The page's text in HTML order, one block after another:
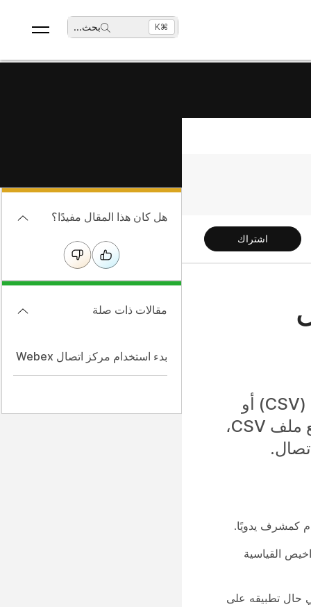
بحث... ⌘K
اشتراك
يمكنك إضافة مستخدمين يدويًا، بشكل مجمع باستخدام ملفات القيمة المفصولة بفاصلة (CSV) أو
باستخدام التعيين التلقائي للتراخيص. يمكنك إضافة ما يصل إلى 25 مستخدمًا يدويًا، ومع ملف CSV،
كمشرف يدويًا.
القياسية
حال تطبيقه على
هل كان هذا المقال مفيدًا؟
مقالات ذات صلة
بدء استخدام مركز اتصال Webex